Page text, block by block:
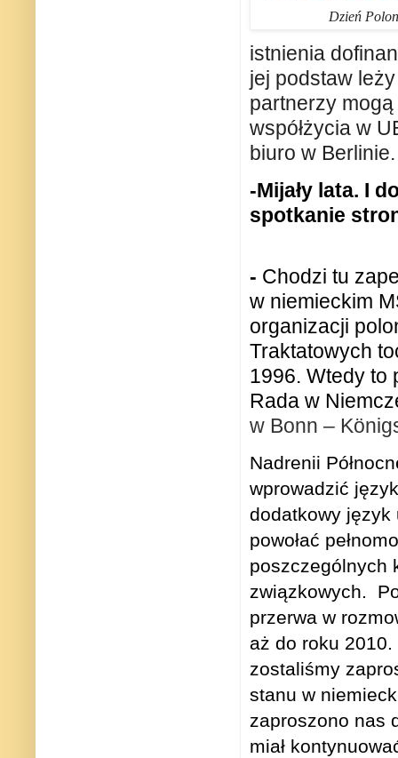
Dzień
istnienia
jej podstaw
partnerzy
współżycia w
biuro w Berlinie.
-Mijały lata. I
spotkanie
- Chodzi tu
w niemieckim
organizacji
Traktatowych
1996. Wtedy to
Rada w
w Bonn –
Nadrenii
wprowadzić
dodatkowy język
powołać
poszczególnych
związkowych.
przerwa w
aż do roku
zostaliśmy
stanu w
zaproszono nas
miał